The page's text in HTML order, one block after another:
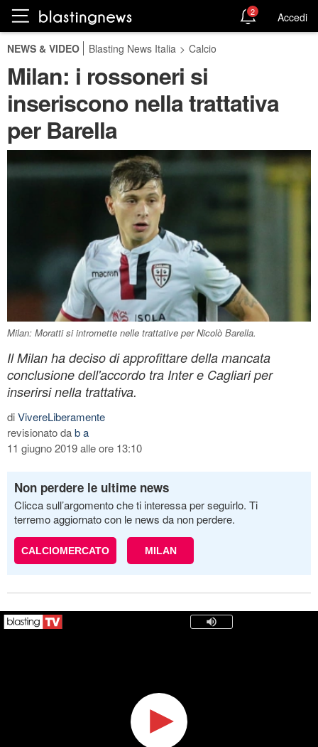
2 Accedi
NEWS & VIDEO Blasting News Italia > Calcio
Milan: i rossoneri si
inseriscono nella trattativa
per Barella
Milan: Moratti si intromette nelle trattative per Nicolò Barella.
Il Milan ha deciso di approfittare della mancata
conclusione dell'accordo tra Inter e Cagliari per
inserirsi nella trattativa.
diVivereLiberamente
revisionato dab a
11 giugno 2019 alle ore 13:10
Non perdere le ultime news
Clicca sull’argomento che ti interessa per seguirlo. Ti
terremo aggiornato con le news da non perdere.
CALCIOMERCATO MILAN